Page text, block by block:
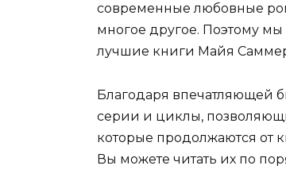
современные любовные
многое другое. Поэтому
лучшие книги Майя
Благодаря впечатляющей
серии и циклы,
которые продолжаются от
Вы можете читать их по